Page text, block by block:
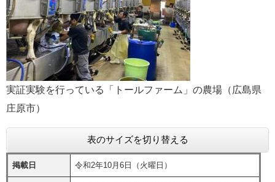
実証実験を行っている「トールファーム」の農場（広島県
庄原市）
表のサイズを切り替える
掲載日 令和2年10月6日（火曜日）